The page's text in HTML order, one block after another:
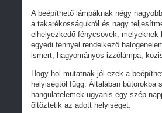
A beépíthető lámpáknak négy
a takarékosságukról és nagy
elhelyezkedő fénycsövek,
egyedi fénnyel rendelkező
ismert, hagyományos izzólámpa,
Hogy hol mutatnak jól ezek a
helyiségtől függ. Általában
hangulatelemek ugyanis egy szép
öltöztetik az adott helyiséget.